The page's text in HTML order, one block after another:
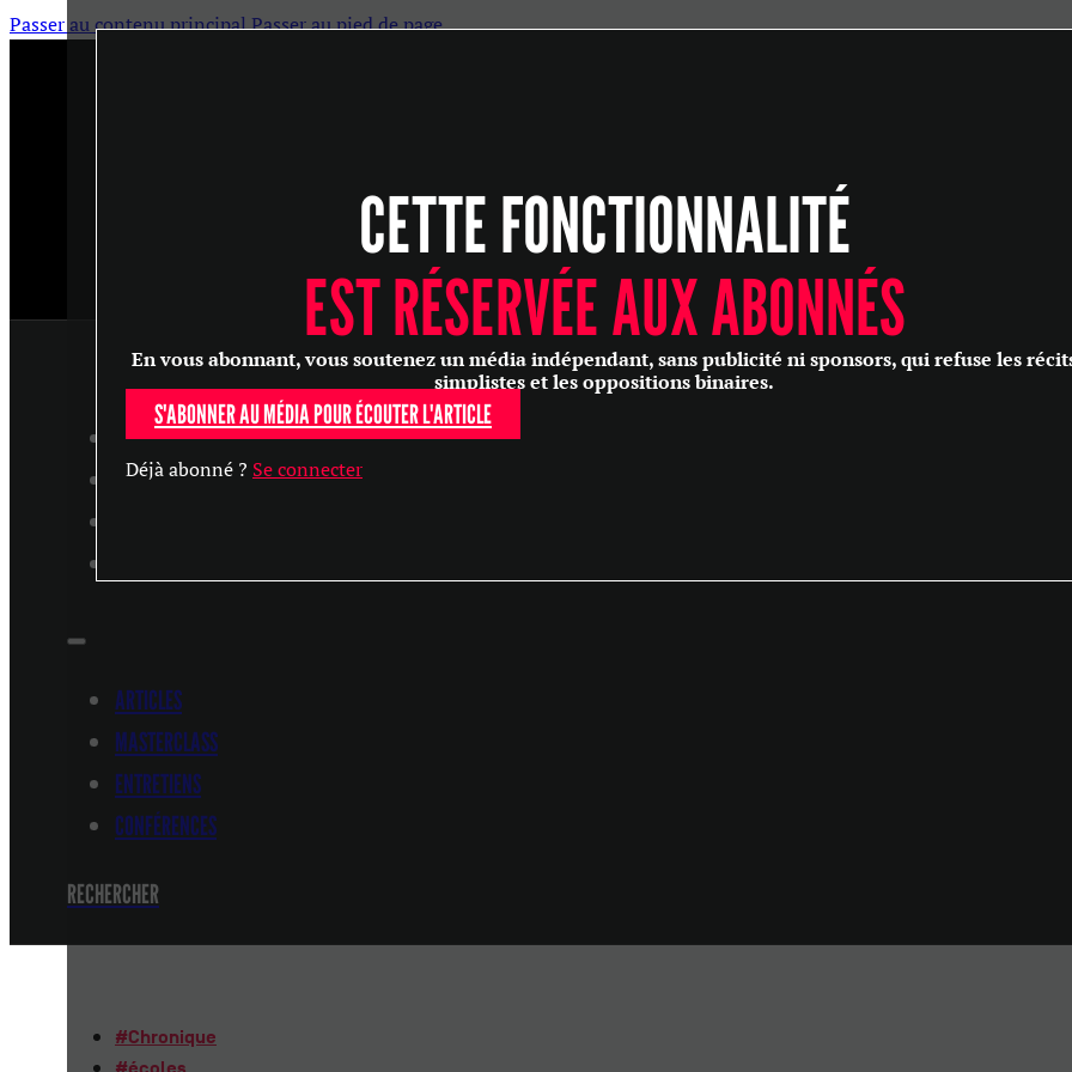
Passer au contenu principalPasser au pied de page
SANTÉ
PHILOSOPHIE
CULTURE
SOCIÉTÉ
ARTICLES
MASTERCLASS
ARTICLES
MASTERCLASS
ENTRETIENS
CONFÉRENCES
RECHERCHER
#Chronique
CETTE FONCTIONNALITÉ
EST RÉSERVÉE AUX ABONNÉS
En vous abonnant, vous soutenez un média indépendant, sans publicité ni sponsors, qui refuse les
simplistes et les oppositions binaires.
S'ABONNER AU MÉDIA POUR ÉCOUTER L'ARTICLE
Déjà abonné ? Se connecter